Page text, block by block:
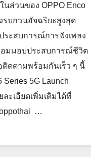
ส่วนของ OPPO Enco
รบกวนอัจฉริยะสูงสุด
ระสบการณ์การฟังเพลง
มมอบประสบการณ์ชีวิต
ดตามพร้อมกันเร็ว ๆ นี้
Series 5G Launch
ะเอียดเพิ่มเติมได้ที่
oppothai …